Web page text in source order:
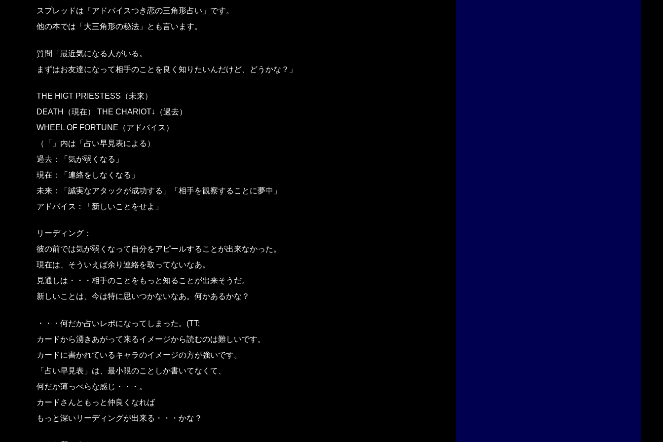
スプレッドは「アドバイスつき恋の三角形占い」です。
他の本では「大三角形の秘法」とも言います。
質問「最近気になる人がいる。
まずはお友達になって相手のことを良く知りたいんだけど、どうかな？」
THE HIGT PRIESTESS（未来）
DEATH（現在） THE CHARIOT↓（過去）
WHEEL OF FORTUNE（アドバイス）
（「」内は「占い早見表による）
過去：「気が弱くなる」
現在：「連絡をしなくなる」
未来：「誠実なアタックが成功する」「相手を観察することに夢中」
アドバイス：「新しいことをせよ」
リーディング：
彼の前では気が弱くなって自分をアピールすることが出来なかった。
現在は、そういえば余り連絡を取ってないなあ。
見通しは・・・相手のことをもっと知ることが出来そうだ。
新しいことは、今は特に思いつかないなあ。何かあるかな？
・・・何だか占いレポになってしまった。(TT;
カードから湧きあがって来るイメージから読むのは難しいです。
カードに書かれているキャラのイメージの方が強いです。
「占い早見表」は、最小限のことしか書いてなくて、
何だか薄っぺらな感じ・・・。
カードさんともっと仲良くなれば
もっと深いリーディングが出来る・・・かな？